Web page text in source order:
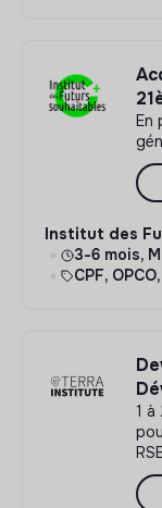
En
Institut des
3-6 mois,
CPF,
1 à